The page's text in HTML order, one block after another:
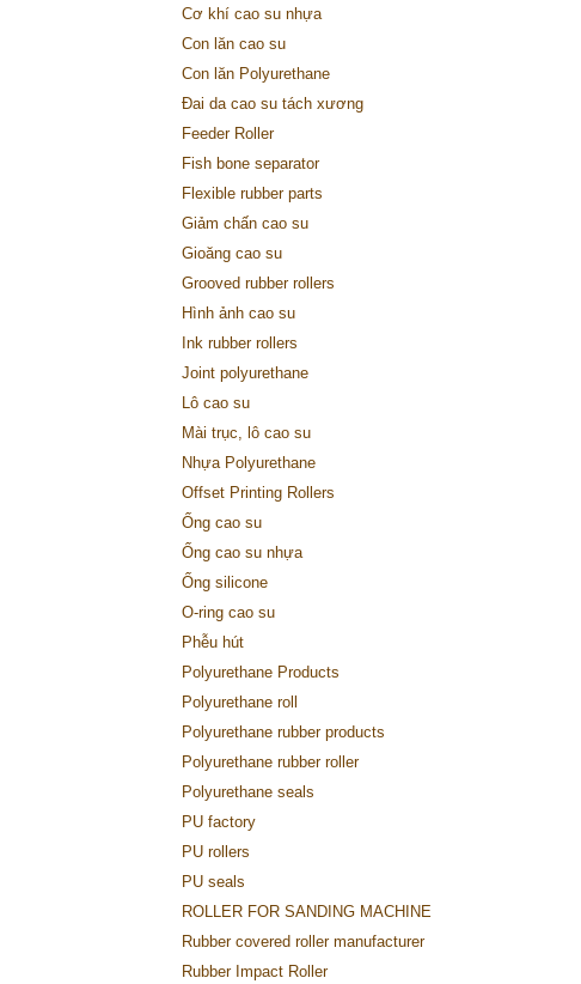
Cơ khí cao su nhựa
Con lăn cao su
Con lăn Polyurethane
Đai da cao su tách xương
Feeder Roller
Fish bone separator
Flexible rubber parts
Giảm chấn cao su
Gioăng cao su
Grooved rubber rollers
Hình ảnh cao su
Ink rubber rollers
Joint polyurethane
Lô cao su
Mài trục, lô cao su
Nhựa Polyurethane
Offset Printing Rollers
Ống cao su
Ống cao su nhựa
Ống silicone
O-ring cao su
Phễu hút
Polyurethane Products
Polyurethane roll
Polyurethane rubber products
Polyurethane rubber roller
Polyurethane seals
PU factory
PU rollers
PU seals
ROLLER FOR SANDING MACHINE
Rubber covered roller manufacturer
Rubber Impact Roller